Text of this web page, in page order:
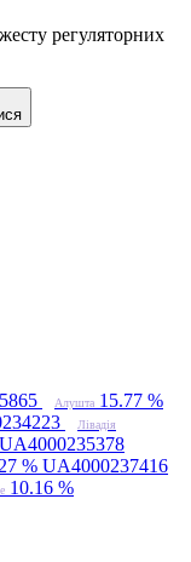
регуляторних
Алушта 15.77 %
Лівадія
UA4000235378
% UA4000237416
10.16 %